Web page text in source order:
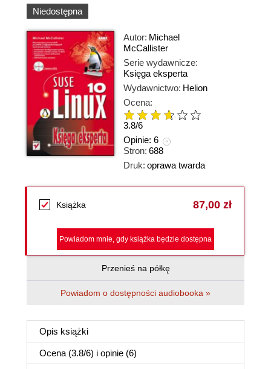
Niedostępna
Autor: Michael
McCallister
Serie wydawnicze:
Księga eksperta
Wydawnictwo: Helion
Ocena:
3.8/6
Opinie: 6
Stron: 688
Druk: oprawa twarda
Książka 87,00 zł
Powiadom mnie, gdy książka będzie dostępna
Przenieś na półkę
Powiadom o dostępności audiobooka »
Opis książki
Ocena (3.8/6) i opinie (6)